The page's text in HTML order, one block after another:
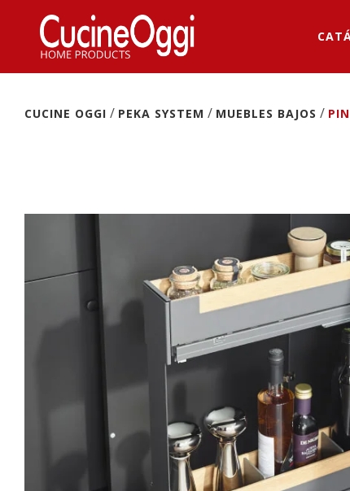
CUCINE OGGI / PEKA SYSTEM / MUEBLES BAJOS /